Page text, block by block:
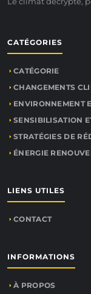
CATÉGORIES
CATÉGORIE
CHANGEMENTS
ENVIRONNEMENT
SENSIBILISATION
STRATÉGIES DE
ÉNERGIE
LIENS UTILES
CONTACT
INFORMATIONS
À PROPOS